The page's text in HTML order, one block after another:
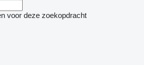
voor deze zoekopdracht